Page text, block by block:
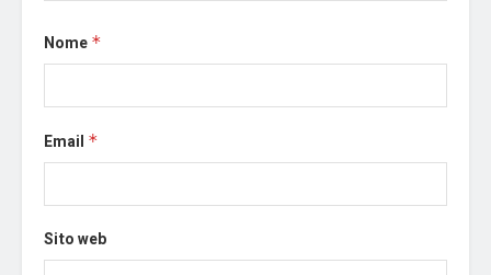
Nome *
Email *
Sito web